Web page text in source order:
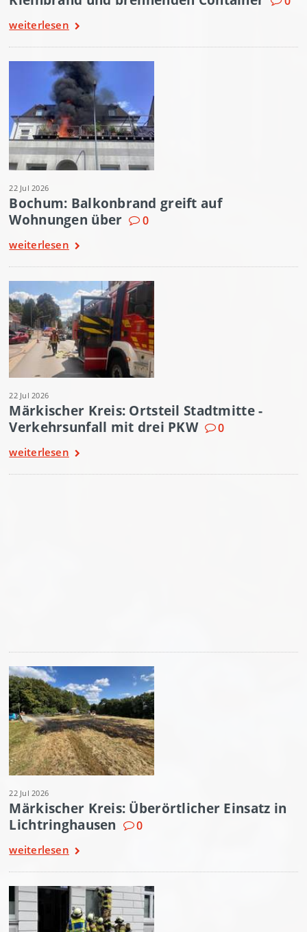
weiterlesen
22 Jul 2026
Bochum: Balkonbrand greift auf
Wohnungen über
0
weiterlesen
22 Jul 2026
Märkischer Kreis: Ortsteil Stadtmitte -
Verkehrsunfall mit drei PKW
0
weiterlesen
22 Jul 2026
Märkischer Kreis: Überörtlicher Einsatz in
Lichtringhausen
0
weiterlesen